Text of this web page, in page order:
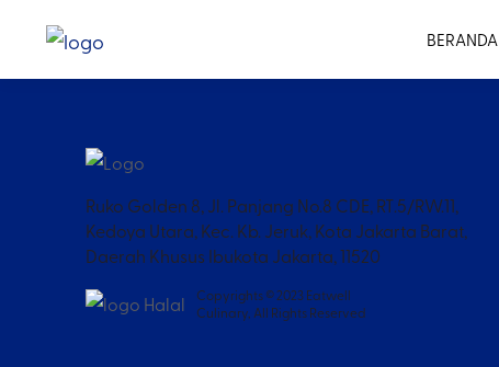
BERANDA
Ruko Golden 8, Jl. Panjang No.8 CDE, RT.5/RW.11,
Kedoya Utara, Kec. Kb. Jeruk, Kota Jakarta Barat,
Daerah Khusus Ibukota Jakarta, 11520
Copyrights © 2023 Eatwell
Culinary, All Rights Reserved